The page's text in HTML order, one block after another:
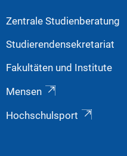
Zentrale Studienberatung
Studierendensekretariat
Fakultäten und Institute
Mensen
Hochschulsport